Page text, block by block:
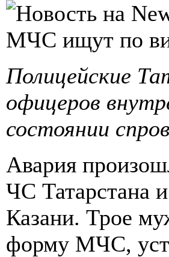
Полицейские
офицеров
состоянии
Авария
ЧС Татарстана
Казани. Трое
форму МЧС,